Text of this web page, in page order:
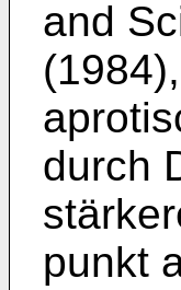
and
durch
punkt